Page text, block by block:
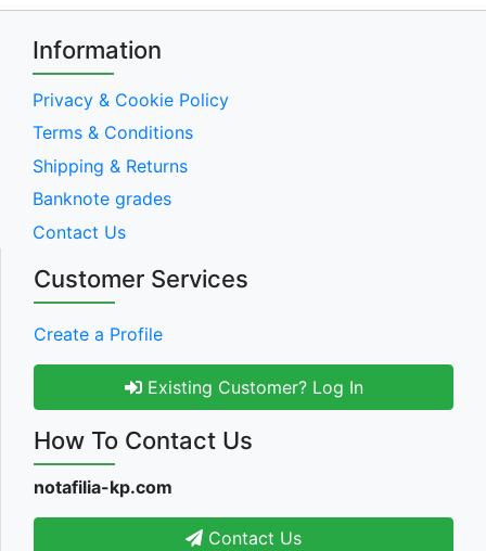
Information
Privacy & Cookie Policy
Terms & Conditions
Shipping & Returns
Banknote grades
Contact Us
Customer Services
Create a Profile
Existing Customer? Log In
How To Contact Us
notafilia-kp.com
Contact Us